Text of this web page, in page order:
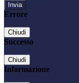
Errore
Chiudi
Successo
Chiudi
Informazione